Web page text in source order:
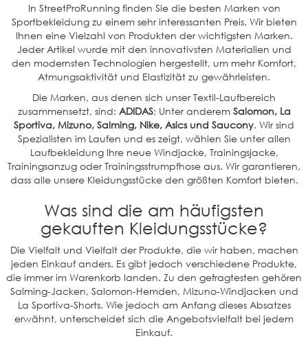
In StreetProRunning finden Sie die besten Marken von
Sportbekleidung zu einem sehr interessanten Preis. Wir bieten
Ihnen eine Vielzahl von Produkten der wichtigsten Marken.
Jeder Artikel wurde mit den innovativsten Materialien und
den modernsten Technologien hergestellt, um mehr Komfort,
Atmungsaktivität und Elastizität zu gewährleisten.
Die Marken, aus denen sich unser Textil-Laufbereich
zusammensetzt, sind: ADIDAS; Unter anderem Salomon, La
Sportiva, Mizuno, Salming, Nike, Asics und Saucony. Wir sind
Spezialisten im Laufen und es zeigt, wählen Sie unter allen
Laufbekleidung Ihre neue Windjacke, Trainingsjacke,
Trainingsanzug oder Trainingsstrumpfhose aus. Wir garantieren,
dass alle unsere Kleidungsstücke den größten Komfort bieten.
Was sind die am häufigsten
gekauften Kleidungsstücke?
Die Vielfalt und Vielfalt der Produkte, die wir haben, machen
jeden Einkauf anders. Es gibt jedoch verschiedene Produkte,
die immer im Warenkorb landen. Zu den gefragtesten gehören
Salming-Jacken, Salomon-Hemden, Mizuno-Windjacken und
La Sportiva-Shorts. Wie jedoch am Anfang dieses Absatzes
erwähnt, unterscheidet sich die Angebotsvielfalt bei jedem
Einkauf.